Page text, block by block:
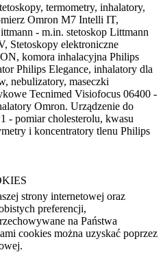
termometry, inhalatory,
Omron M7 Intelli IT,
- m.in. stetoskop Littmann
Stetoskopy elektroniczne
komora inhalacyjna Philips
Philips Elegance, inhalatory dla
nebulizatory, maseczki
Tecnimed Visiofocus 06400 -
Omron. Urządzenie do
- pomiar cholesterolu, kwasu
i koncentratory tlenu Philips
strony internetowej oraz
preferencji,
na Państwa
cookies można uzyskać poprzez